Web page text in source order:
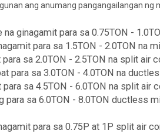
ang anumang pangangailangan ng
ginagamit para sa 0.75TON -
para sa 1.5TON - 2.0TON na
sa 2.0TON - 2.5TON na split air
para sa 3.0TON - 4.0TON na
sa 4.5TON - 6.0TON na split air
sa 6.0TON - 8.0TON ductless
para sa 0.75P at 1P split air